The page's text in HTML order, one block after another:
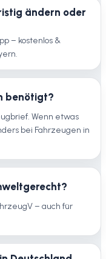
ändern oder
– kostenlos &
benötigt?
Wenn etwas
bei Fahrzeugen in
– auch für